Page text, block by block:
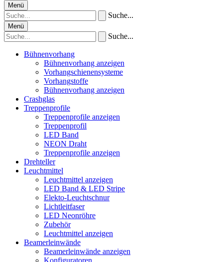
Menü
Suche...
Menü
Suche...
Bühnenvorhang
Bühnenvorhang anzeigen
Vorhangschienensysteme
Vorhangstoffe
Bühnenvorhang anzeigen
Crashglas
Treppenprofile
Treppenprofile anzeigen
Treppenprofil
LED Band
NEON Draht
Treppenprofile anzeigen
Drehteller
Leuchtmittel
Leuchtmittel anzeigen
LED Band & LED Stripe
Elekto-Leuchtschnur
Lichtleitfaser
LED Neonröhre
Zubehör
Leuchtmittel anzeigen
Beamerleinwände
Beamerleinwände anzeigen
Konfiguratoren